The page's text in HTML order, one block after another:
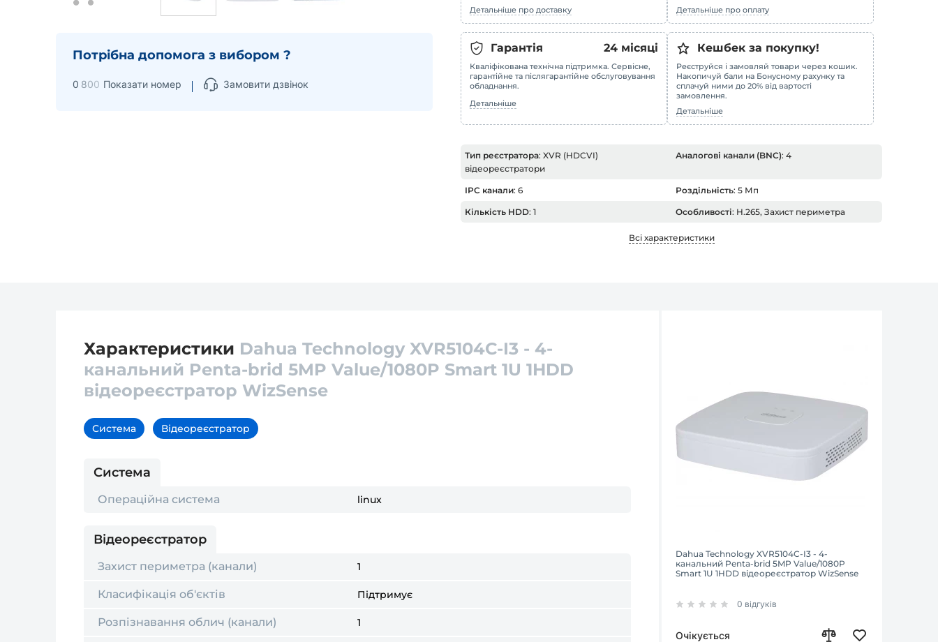
Потрібна допомога з вибором ?
0 800 Показати номер Замовити дзвінок
Детальніше про доставку
Детальніше про оплату
Гарантія 24 місяці
Кваліфікована технічна підтримка. Сервісне,
гарантійне та післягарантійне обслуговування
обладнання.
Детальніше
Кешбек за покупку!
Реєструйся і замовляй товари через кошик.
Накопичуй бали на Бонусному рахунку та
сплачуй ними до 20% від вартості
замовлення.
Детальніше
Тип реєстратора: XVR (HDCVI)
відеореєстратори
Аналогові канали (BNC): 4
IPC канали: 6 Роздільність: 5 Мп
Кількість HDD: 1 Особливості: H.265, Захист периметра
Всі характеристики
Характеристики Dahua Technology XVR5104C-I3 - 4-
канальний Penta-brid 5MP Value/1080P Smart 1U 1HDD
відеореєстратор WizSense
Система Відеореєстратор
Система
Операційна система linux
Відеореєстратор
Захист периметра (канали) 1
Класифікація об'єктів Підтримує
Розпізнавання облич (канали) 1
Dahua Technology XVR5104C-I3 - 4-
канальний Penta-brid 5MP Value/1080P
Smart 1U 1HDD відеореєстратор WizSense
0 відгуків
Очікується